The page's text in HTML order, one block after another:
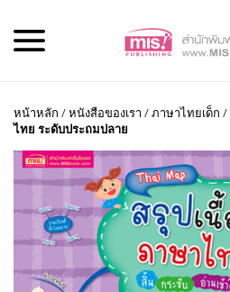
หน้าหลัก /หนังสือของเรา /ภาษาไทยเด็ก /
ไทย ระดับประถมปลาย